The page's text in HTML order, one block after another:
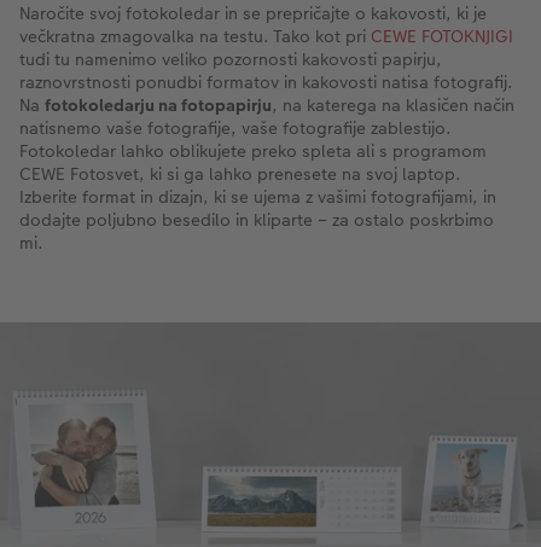
Naročite svoj fotokoledar in se prepričajte o kakovosti, ki je
večkratna zmagovalka na testu. Tako kot pri CEWE FOTOKNJIGI
tudi tu namenimo veliko pozornosti kakovosti papirju,
raznovrstnosti ponudbi formatov in kakovosti natisa fotografij.
Na fotokoledarju na fotopapirju, na katerega na klasičen način
natisnemo vaše fotografije, vaše fotografije zablestijo.
Fotokoledar lahko oblikujete preko spleta ali s programom
CEWE Fotosvet, ki si ga lahko prenesete na svoj laptop.
Izberite format in dizajn, ki se ujema z vašimi fotografijami, in
dodajte poljubno besedilo in kliparte – za ostalo poskrbimo
mi.